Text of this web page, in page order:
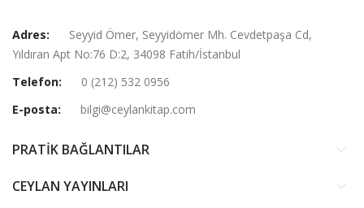
Adres:
Seyyid Ömer, Seyyidömer Mh. Cevdetpaşa Cd,
Yıldıran Apt No:76 D:2, 34098 Fatih/İstanbul
Telefon:
0 (212) 532 0956
E-posta:
bilgi@ceylankitap.com
PRATİK BAĞLANTILAR
CEYLAN YAYINLARI